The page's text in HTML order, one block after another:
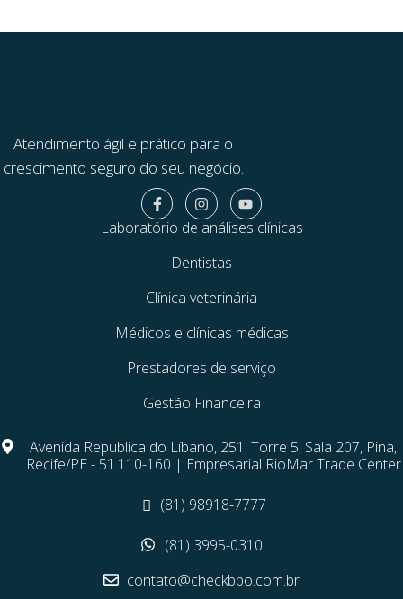
Atendimento ágil e prático para o
crescimento seguro do seu negócio.
Laboratório de análises clínicas
Dentistas
Clínica veterinária
Médicos e clínicas médicas
Prestadores de serviço
Gestão Financeira
Avenida Republica do Líbano, 251, Torre 5, Sala 207, Pina,
Recife/PE - 51.110-160 | Empresarial RioMar Trade Center
(81) 98918-7777
(81) 3995-0310
contato@checkbpo.com.br